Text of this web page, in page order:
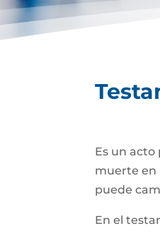
Es un acto
muerte
puede
En el